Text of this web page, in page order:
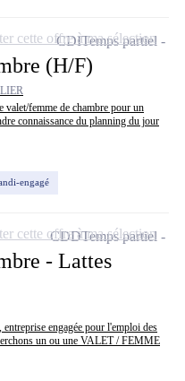
(H/F)
valet/femme de chambre pour un
connaissance du planning du jour
engagé
CDITemps partiel
cette offre à ma sélection
- Lattes
engagée pour l'emploi des
un ou une VALET / FEMME
CDDTemps partiel
cette offre à ma sélection